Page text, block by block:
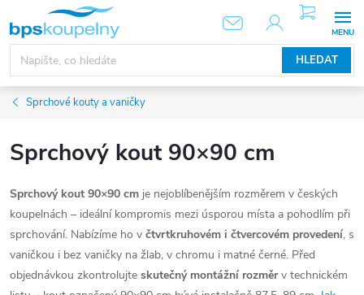
obsah
HLEDAT
NÁKUPNÍ
KOŠÍK
Sprchové kouty a vaničky
Sprchový kout 90×90 cm
Sprchový kout 90×90 cm je nejoblíbenějším rozměrem v českých
koupelnách – ideální kompromis mezi úsporou místa a pohodlím při
sprchování. Nabízíme ho v čtvrtkruhovém i čtvercovém provedení, s
vaničkou i bez vaničky na žlab, v chromu i matné černé. Před
objednávkou zkontrolujte skutečný montážní rozměrv technickém